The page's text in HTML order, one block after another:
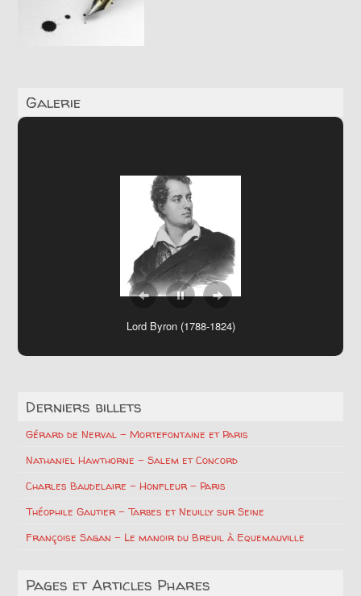
Galerie
Lord Byron (1788-1824)
Down House – Charles Darwin
Derniers billets
Gérard de Nerval – Mortefontaine et Paris
Nathaniel Hawthorne – Salem et Concord
Charles Baudelaire – Honfleur – Paris
Théophile Gautier – Tarbes et Neuilly sur Seine
Françoise Sagan – Le manoir du Breuil à Equemauville
Pages et Articles Phares